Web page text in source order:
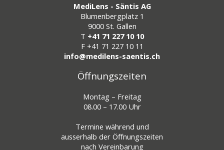
MediLens - Säntis AG
Blumenbergplatz 1
9000 St. Gallen
T +41 71 227 10 10
F +41 71 227 10 11
info@medilens-saentis.ch
Öffnungszeiten
Montag – Freitag
08.00 – 17.00 Uhr
Termine während und
ausserhalb der Öffnungszeiten
nach Vereinbarung